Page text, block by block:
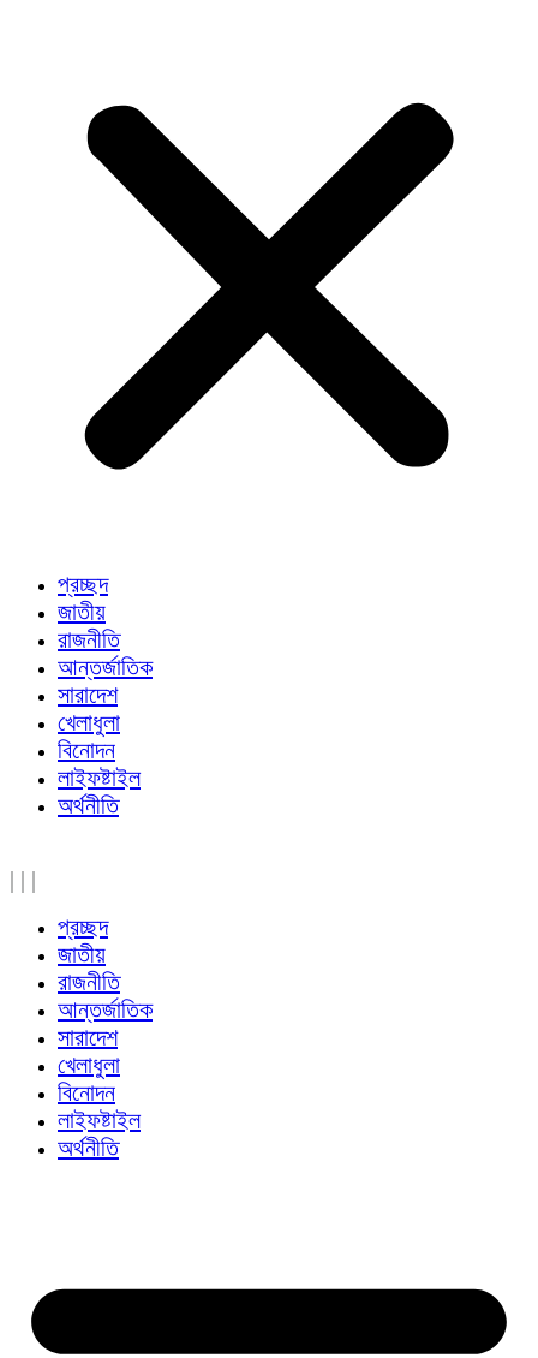
প্রচ্ছদ
জাতীয়
রাজনীতি
আন্তর্জাতিক
সারাদেশ
খেলাধুলা
বিনোদন
লাইফষ্টাইল
অর্থনীতি
| | |
প্রচ্ছদ
জাতীয়
রাজনীতি
আন্তর্জাতিক
সারাদেশ
খেলাধুলা
বিনোদন
লাইফষ্টাইল
অর্থনীতি